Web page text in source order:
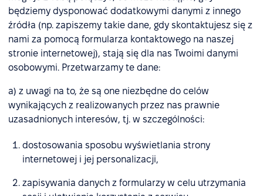
będziemy dysponować dodatkowymi danymi z innego
źródła (np. zapiszemy takie dane, gdy skontaktujesz się z
nami za pomocą formularza kontaktowego na naszej
stronie internetowej), stają się dla nas Twoimi danymi
osobowymi. Przetwarzamy te dane:
a) z uwagi na to, że są one niezbędne do celów
wynikających z realizowanych przez nas prawnie
uzasadnionych interesów, tj. w szczególności:
dostosowania sposobu wyświetlania strony
internetowej i jej personalizacji,
zapisywania danych z formularzy w celu utrzymania